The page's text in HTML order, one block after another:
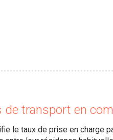
de transport en
le taux de prise en charge